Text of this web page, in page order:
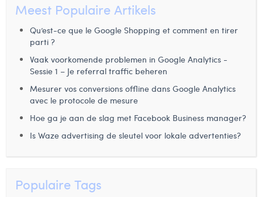
Hanne Van Loock
Janne Beke
Jonas Geiregat
Justine Cremer
Laura Rooseleer
Laura Verhelst
Leonard Dierickx
Meest Populaire Artikels
Qu’est-ce que le Google Shopping et comment en tirer
parti ?
Vaak voorkomende problemen in Google Analytics -
Sessie 1 – Je referral traffic beheren
Mesurer vos conversions offline dans Google Analytics
avec le protocole de mesure
Hoe ga je aan de slag met Facebook Business manager?
Is Waze advertising de sleutel voor lokale advertenties?
Populaire Tags